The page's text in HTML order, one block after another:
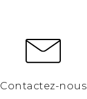
Contactez-nous